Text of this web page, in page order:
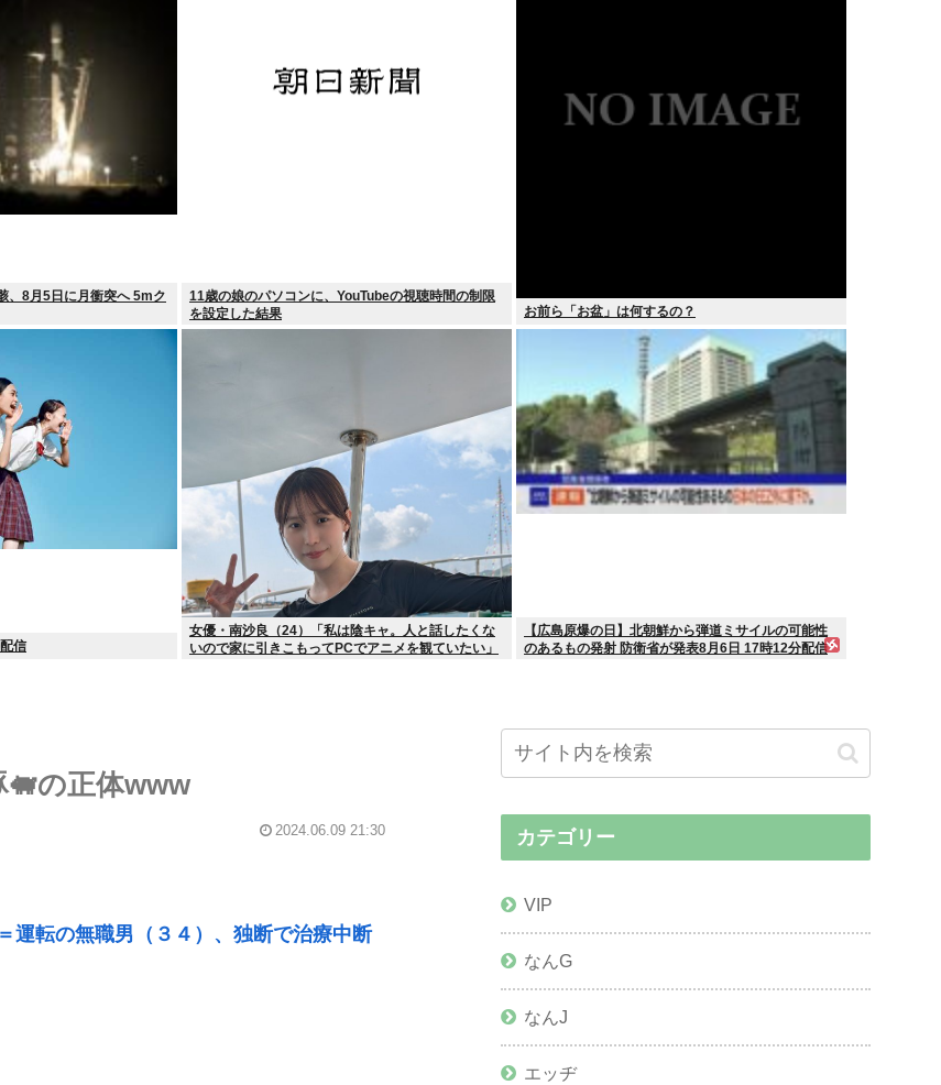
、8月5日に月衝突へ 5mク
11歳の娘のパソコンに、YouTubeの視聴時間の制限
を設定した結果
お前ら「お盆」は何するの？
信
女優・南沙良（24）「私は陰キャ。人と話したくな
いので家に引きこもってPCでアニメを観ていたい」
【広島原爆の日】北朝鮮から弾道ミサイルの可能性
のあるもの発射 防衛省が発表8月6日 17時12分配信
🐖の正体www
2024.06.09 21:30
運転の無職男（３４）、独断で治療中断
カテゴリー
VIP
なんG
なんJ
エッヂ